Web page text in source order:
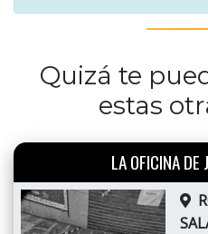
Quizá te
estas
LA OFICINA DE